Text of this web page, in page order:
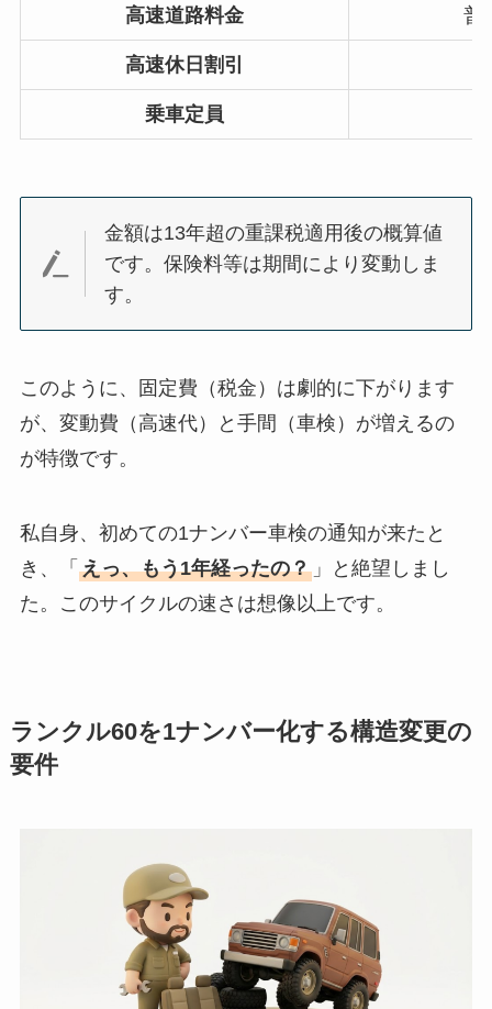
高速道路料金 普
高速休日割引
乗車定員
金額は13年超の重課税適用後の概算値
です。保険料等は期間により変動しま
す。
このように、固定費（税金）は劇的に下がります
が、変動費（高速代）と手間（車検）が増えるの
が特徴です。
私自身、初めての1ナンバー車検の通知が来たと
き、「 えっ、もう1年経ったの？」と絶望しまし
た。このサイクルの速さは想像以上です。
ランクル60を1ナンバー化する構造変更の
要件